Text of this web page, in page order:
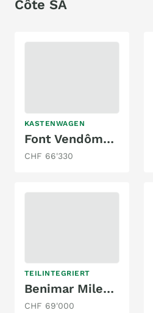
Côte SA
KASTENWAGEN
Font Vendôme Leader Camp Duo
CHF 66'330
TEILINTEGRIERT
Benimar Mileo 268
CHF 69'000